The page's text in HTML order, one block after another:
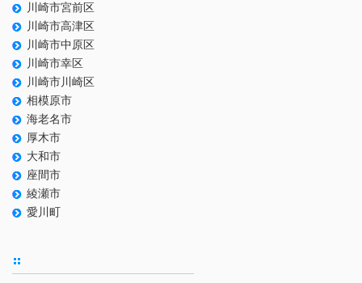
川崎市宮前区
川崎市高津区
川崎市中原区
川崎市幸区
川崎市川崎区
相模原市
海老名市
厚木市
大和市
座間市
綾瀬市
愛川町